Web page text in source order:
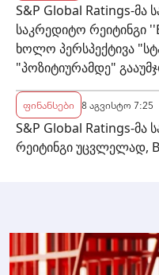
S&P Global Ratings-
საკრედიტო რეიტინგი
ხოლო პერსპექტივა
"პოზიტიურამდე"
ფინანსები 8 აგვისტო 7:25
S&P Global Ratings-
რეიტინგი უცვლელად,